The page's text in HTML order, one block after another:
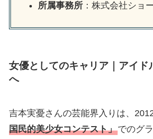
所属事務所：株式会社ショ
女優としてのキャリア｜アイド
へ
吉本実憂さんの芸能界入りは、
国民的美少女コンテスト」でのグ